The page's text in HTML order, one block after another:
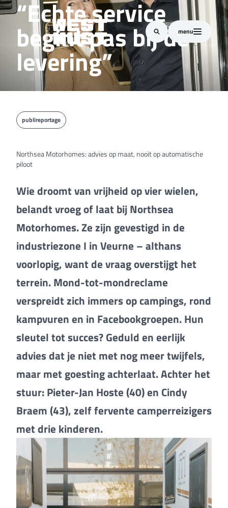
menu
“Echte service
begint pas bij de
levering”
publireportage
Northsea Motorhomes: advies op maat, nooit op automatische
piloot
Wie droomt van vrijheid op vier wielen,
belandt vroeg of laat bij Northsea
Motorhomes. Ze zijn gevestigd in de
industriezone I in Veurne – althans
voorlopig, want de vraag overstijgt het
terrein. Mond-tot-mondreclame
verspreidt zich immers op campings, rond
kampvuren en in Facebookgroepen. Hun
sleutel tot succes? Geduld en eerlijk
advies dat je niet met nog meer twijfels,
maar met goesting achterlaat. Achter het
stuur: Pieter-Jan Hoste (40) en Cindy
Braem (43), zelf fervente camperreizigers
met drie kinderen.